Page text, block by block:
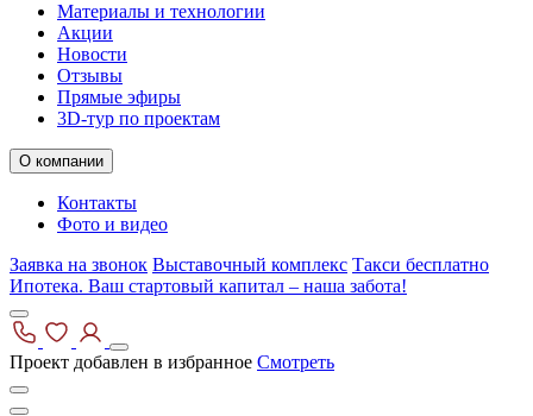
Материалы и технологии
Акции
Новости
Отзывы
Прямые эфиры
3D-тур по проектам
О компании
Контакты
Фото и видео
Заявка на звонок Выставочный комплекс Такси бесплатно
Ипотека. Ваш стартовый капитал – наша забота!
Проект добавлен в избранное Смотреть